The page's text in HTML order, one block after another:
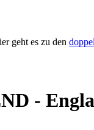
geht es zu den
-